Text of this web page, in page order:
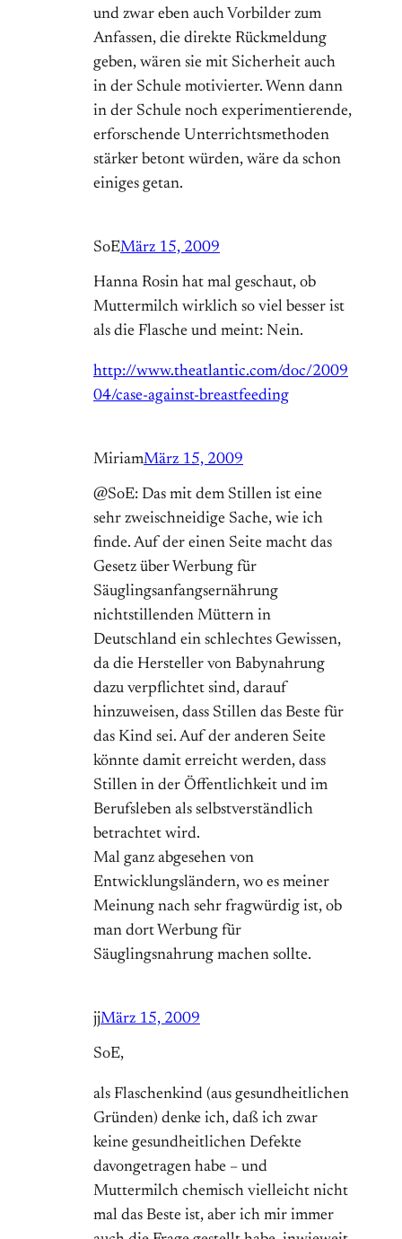
und zwar eben auch Vorbilder zum
Anfassen, die direkte Rückmeldung
geben, wären sie mit Sicherheit auch
in der Schule motivierter. Wenn dann
in der Schule noch experimentierende,
erforschende Unterrichtsmethoden
stärker betont würden, wäre da schon
einiges getan.
SoEMärz 15, 2009
Hanna Rosin hat mal geschaut, ob
Muttermilch wirklich so viel besser ist
als die Flasche und meint: Nein.
http://www.theatlantic.com/doc/2009
04/case-against-breastfeeding
MiriamMärz 15, 2009
@SoE: Das mit dem Stillen ist eine
sehr zweischneidige Sache, wie ich
finde. Auf der einen Seite macht das
Gesetz über Werbung für
Säuglingsanfangsernährung
nichtstillenden Müttern in
Deutschland ein schlechtes Gewissen,
da die Hersteller von Babynahrung
dazu verpflichtet sind, darauf
hinzuweisen, dass Stillen das Beste für
das Kind sei. Auf der anderen Seite
könnte damit erreicht werden, dass
Stillen in der Öffentlichkeit und im
Berufsleben als selbstverständlich
betrachtet wird.
Mal ganz abgesehen von
Entwicklungsländern, wo es meiner
Meinung nach sehr fragwürdig ist, ob
man dort Werbung für
Säuglingsnahrung machen sollte.
jjMärz 15, 2009
SoE,
als Flaschenkind (aus gesundheitlichen
Gründen) denke ich, daß ich zwar
keine gesundheitlichen Defekte
davongetragen habe – und
Muttermilch chemisch vielleicht nicht
mal das Beste ist, aber ich mir immer